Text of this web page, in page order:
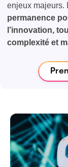
enjeux majeurs.
permanence
l’innovation,
complexité et